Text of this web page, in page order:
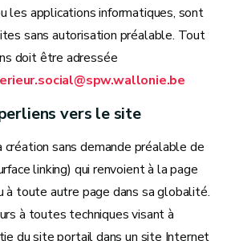
les applications informatiques, sont
sans autorisation préalable. Tout
doit être adressée
vers le site
création sans demande préalable de
linking) qui renvoient à la page
à toute autre page dans sa globalité.
à toutes techniques visant à
du site portail dans un site Internet